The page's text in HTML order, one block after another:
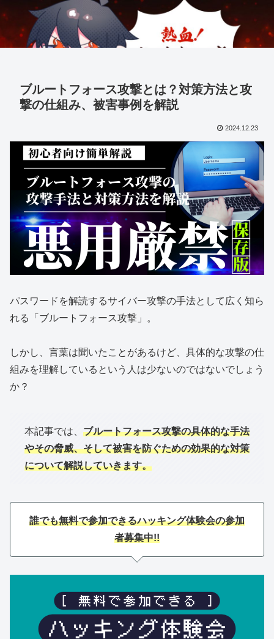
ブルートフォース攻撃とは？対策方法と攻
撃の仕組み、被害事例を解説
2024.12.23
パスワードを解読するサイバー攻撃の手法として広く知ら
れる「ブルートフォース攻撃」。
しかし、言葉は聞いたことがあるけど、具体的な攻撃の仕
組みを理解しているという人は少ないのではないでしょう
か？
本記事では、 ブルートフォース攻撃の具体的な手法
やその脅威、そして被害を防ぐための効果的な対策
について解説していきます。
誰でも無料で参加できるハッキング体験会の参加
者募集中!!